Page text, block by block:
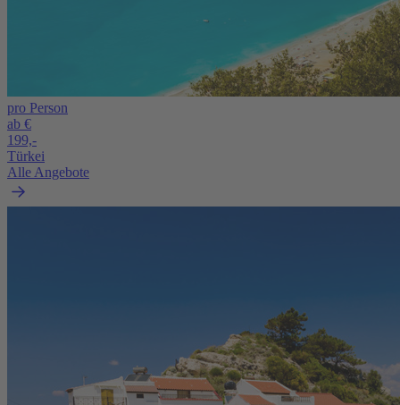
pro Person
ab €
199,-
Türkei
Alle Angebote